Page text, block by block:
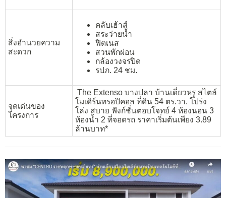
สิ่งอำนวยความ
สะดวก
คลับเฮ้าส์
สระว่ายน้ำ
ฟิตเนส
สวนพักผ่อน
กล้องวงจรปิด
รปภ. 24 ชม.
จุดเด่นของ
โครงการ
The Extenso บางปลา บ้านเดี่ยวหรู สไตล์
โมเดิร์นทรอปิคอล ที่ดิน 54 ตร.วา. โปร่ง
โล่ง สบาย ฟังก์ชั่นตอบโจทย์ 4 ห้องนอน 3
ห้องน้ำ 2 ที่จอดรถ ราคาเริ่มต้นเพียง 3.89
ล้านบาท*